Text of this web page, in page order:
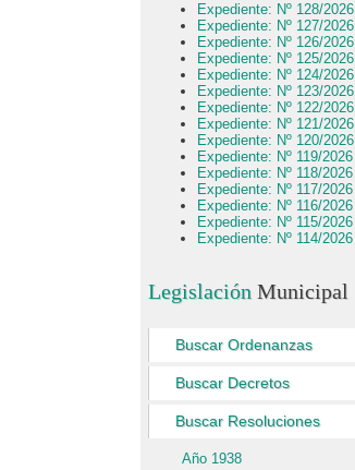
Expediente: Nº 128/2026
Expediente: Nº 127/2026
Expediente: Nº 126/2026
Expediente: Nº 125/2026
Expediente: Nº 124/2026
Expediente: Nº 123/2026
Expediente: Nº 122/2026
Expediente: Nº 121/2026
Expediente: Nº 120/2026
Expediente: Nº 119/2026
Expediente: Nº 118/2026
Expediente: Nº 117/2026
Expediente: Nº 116/2026
Expediente: Nº 115/2026
Expediente: Nº 114/2026
Legislación Municipal
Buscar Ordenanzas
Buscar Decretos
Buscar Resoluciones
Año 1938